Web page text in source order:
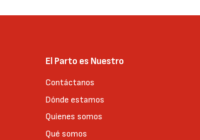
El Parto es Nuestro
Contáctanos
Dónde estamos
Quienes somos
Qué somos